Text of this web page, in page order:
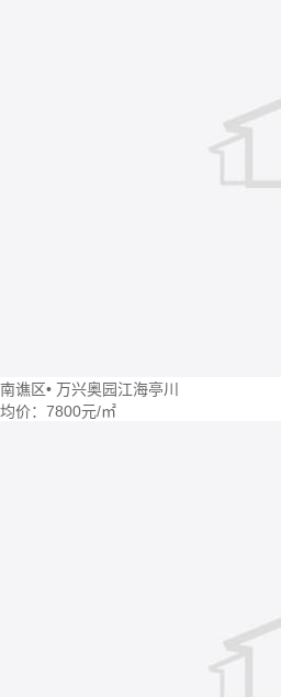
南谯区• 万兴奥园江海亭川
均价： 7800元/㎡